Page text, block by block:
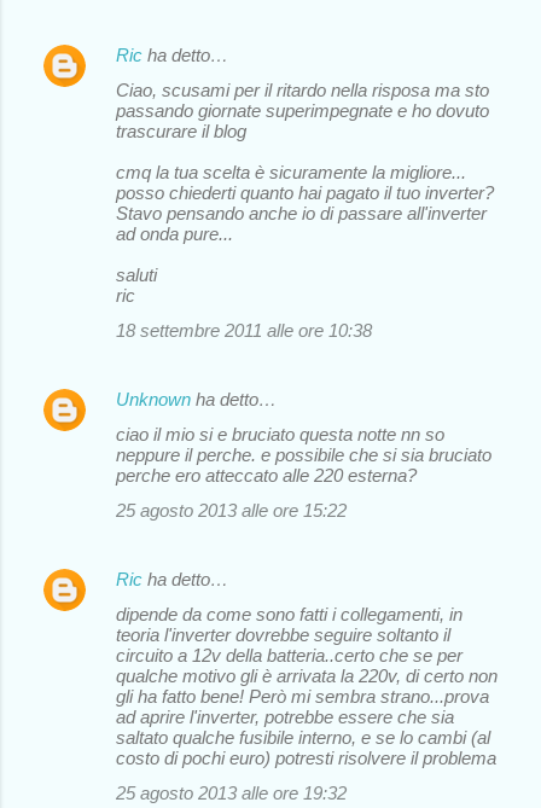
Ric ha detto…
Ciao, scusami per il ritardo nella risposa ma sto
passando giornate superimpegnate e ho dovuto
trascurare il blog
cmq la tua scelta è sicuramente la migliore...
posso chiederti quanto hai pagato il tuo inverter?
Stavo pensando anche io di passare all'inverter
ad onda pure...
saluti
ric
18 settembre 2011 alle ore 10:38
Unknown ha detto…
ciao il mio si e bruciato questa notte nn so
neppure il perche. e possibile che si sia bruciato
perche ero atteccato alle 220 esterna?
25 agosto 2013 alle ore 15:22
Ric ha detto…
dipende da come sono fatti i collegamenti, in
teoria l'inverter dovrebbe seguire soltanto il
circuito a 12v della batteria..certo che se per
qualche motivo gli è arrivata la 220v, di certo non
gli ha fatto bene! Però mi sembra strano...prova
ad aprire l'inverter, potrebbe essere che sia
saltato qualche fusibile interno, e se lo cambi (al
costo di pochi euro) potresti risolvere il problema
25 agosto 2013 alle ore 19:32